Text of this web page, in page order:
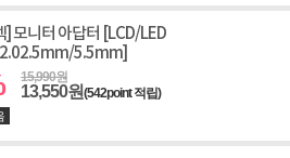
] 모니터 아답터 [LCD/LED
5.5mm]
15,990원
13,550원(542point 적립)